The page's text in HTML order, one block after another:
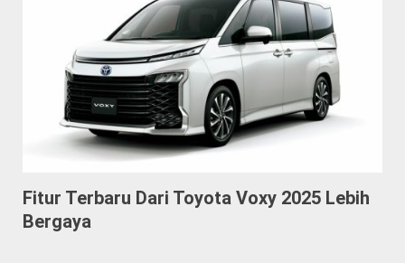
Fitur Terbaru Dari Toyota Voxy 2025 Lebih
Bergaya